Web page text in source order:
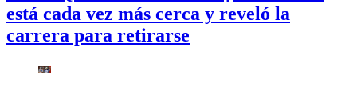
está cada vez más cerca y reveló la
carrera para retirarse